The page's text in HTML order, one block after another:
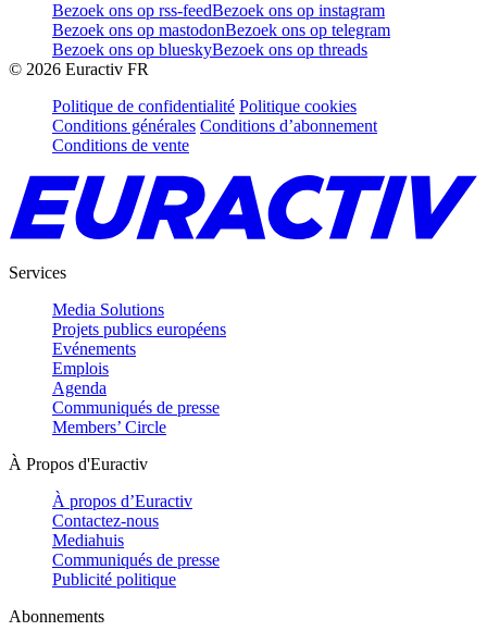
Bezoek ons op rss-feedBezoek ons op instagram
Bezoek ons op mastodonBezoek ons op telegram
Bezoek ons op blueskyBezoek ons op threads
© 2026 Euractiv FR
Politique de confidentialité Politique cookies
Conditions générales Conditions d’abonnement
Conditions de vente
Services
Media Solutions
Projets publics européens
Evénements
Emplois
Agenda
Communiqués de presse
Members’ Circle
À Propos d'Euractiv
À propos d’Euractiv
Contactez-nous
Mediahuis
Communiqués de presse
Publicité politique
Abonnements